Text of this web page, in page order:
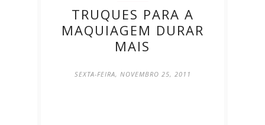
TRUQUES PARA A
MAQUIAGEM DURAR
MAIS
SEXTA-FEIRA, NOVEMBRO 25, 2011